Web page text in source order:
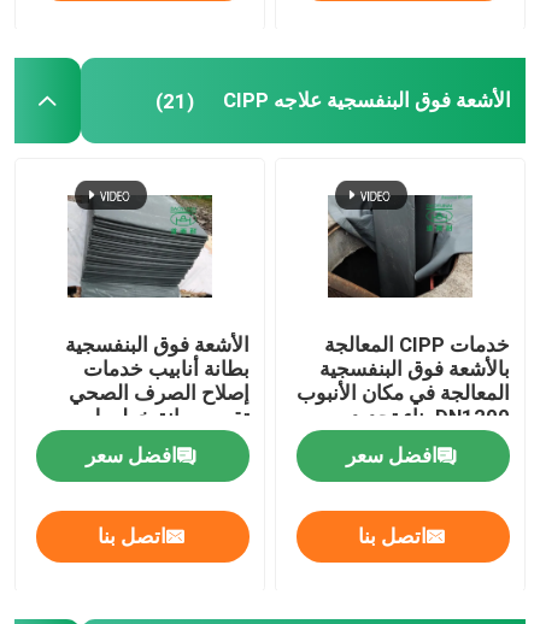
الأشعة فوق البنفسجية علاجه CIPP (21)
خدمات CIPP المعالجة
بالأشعة فوق البنفسجية
المعالجة في مكان الأنبوب
DN1200 بناء تجديد
المجاري
افضل سعر
اتصل بنا
الأشعة فوق البنفسجية
بطانة أنابيب خدمات
إصلاح الصرف الصحي
تقييم صيانة خطوط
الأنابيب البلدية
افضل سعر
اتصل بنا